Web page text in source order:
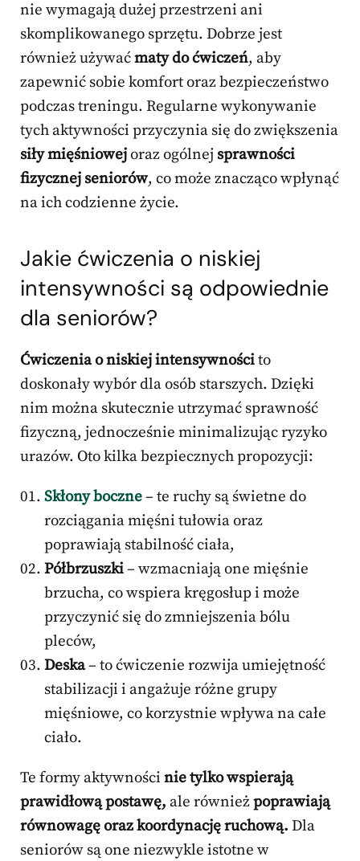
nie wymagają dużej przestrzeni ani
skomplikowanego sprzętu. Dobrze jest
również używaćmaty do ćwiczeń, aby
zapewnić sobie komfort oraz bezpieczeństwo
podczas treningu. Regularne wykonywanie
tych aktywności przyczynia się do zwiększenia
siły mięśniowejoraz ogólnej sprawności
fizycznej seniorów, co może znacząco wpłynąć
na ich codzienne życie.
Jakie ćwiczenia o niskiej
intensywności są odpowiednie
dla seniorów?
Ćwiczenia o niskiej intensywnościto
doskonały wybór dla osób starszych. Dzięki
nim można skutecznie utrzymać sprawność
fizyczną, jednocześnie minimalizując ryzyko
urazów. Oto kilka bezpiecznych propozycji:
Skłony boczne– te ruchy są świetne do
rozciągania mięśni tułowia oraz
poprawiają stabilność ciała,
Półbrzuszki– wzmacniają one mięśnie
brzucha, co wspiera kręgosłup i może
przyczynić się do zmniejszenia bólu
pleców,
Deska– to ćwiczenie rozwija umiejętność
stabilizacji i angażuje różne grupy
mięśniowe, co korzystnie wpływa na całe
ciało.
Te formy aktywności nie tylko wspierają
prawidłową postawę, ale równieżpoprawiają
równowagę oraz koordynację ruchową. Dla
seniorów są one niezwykle istotne w